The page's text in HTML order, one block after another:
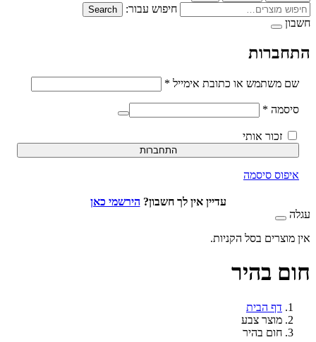
חיפוש עבור: Search
משתמש או כתובת אימייל*חובה
*חובה
זכור אותי
התחברות
סיסמה
עדיין אין לך חשבון?הירשמי כאן
בסל הקניות.
בהיר
דף הבית
מוצר צבע
חום בהיר